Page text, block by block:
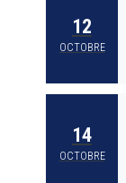
12
OCTOBRE
14
OCTOBRE